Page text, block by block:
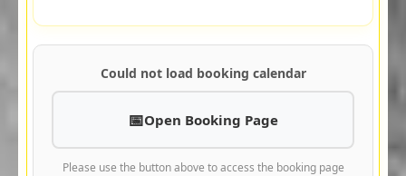
Could not load booking calendar
Open Booking Page
Please use the button above to access the booking page